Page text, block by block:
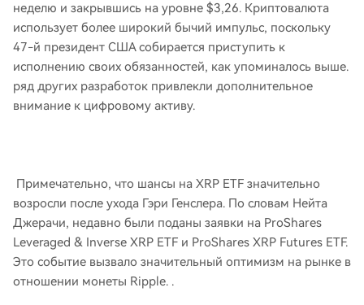
неделю и закрывшись на уровне $3,26. Криптовалюта
использует более широкий бычий импульс, поскольку
47-й президент США собирается приступить к
исполнению своих обязанностей, как упоминалось выше.
ряд других разработок привлекли дополнительное
внимание к цифровому активу.
Примечательно, что шансы на XRP ETF значительно
возросли после ухода Гэри Генслера. По словам Нейта
Джерачи, недавно были поданы заявки на ProShares
Leveraged & Inverse XRP ETF и ProShares XRP Futures ETF.
Это событие вызвало значительный оптимизм на рынке в
отношении монеты Ripple. .